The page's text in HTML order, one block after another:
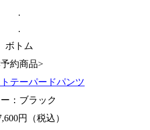
.
.
ボトム
約商品>
テーパードパンツ
：ブラック
円（税込）